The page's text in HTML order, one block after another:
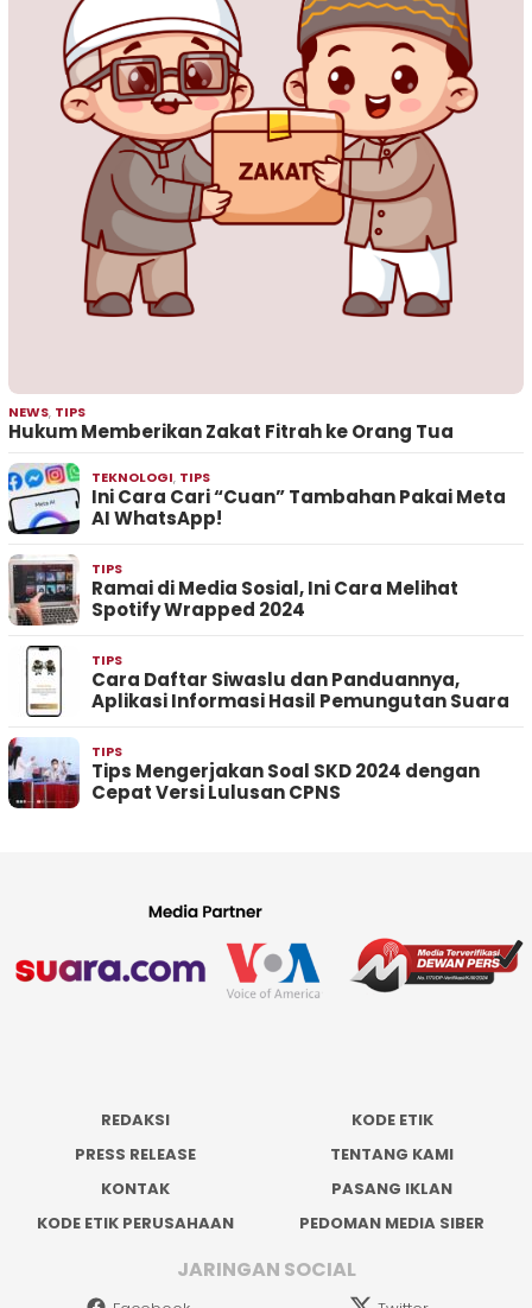
NEWS, TIPS
Hukum Memberikan Zakat Fitrah ke Orang Tua
TEKNOLOGI, TIPS
Ini Cara Cari “Cuan” Tambahan Pakai Meta
AI WhatsApp!
TIPS
Ramai di Media Sosial, Ini Cara Melihat
Spotify Wrapped 2024
TIPS
Cara Daftar Siwaslu dan Panduannya,
Aplikasi Informasi Hasil Pemungutan Suara
TIPS
Tips Mengerjakan Soal SKD 2024 dengan
Cepat Versi Lulusan CPNS
REDAKSI
KODE ETIK
PRESS RELEASE
TENTANG KAMI
KONTAK
PASANG IKLAN
KODE ETIK PERUSAHAAN
PEDOMAN MEDIA SIBER
JARINGAN SOCIAL